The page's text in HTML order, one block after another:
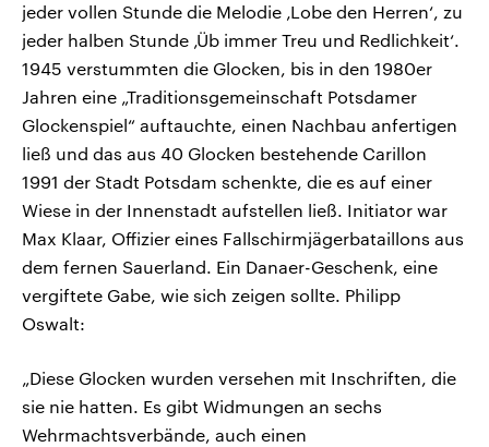
jeder vollen Stunde die Melodie ‚Lobe den Herren‘, zu
jeder halben Stunde ‚Üb immer Treu und Redlichkeit‘.
1945 verstummten die Glocken, bis in den 1980er
Jahren eine „Traditionsgemeinschaft Potsdamer
Glockenspiel“ auftauchte, einen Nachbau anfertigen
ließ und das aus 40 Glocken bestehende Carillon
1991 der Stadt Potsdam schenkte, die es auf einer
Wiese in der Innenstadt aufstellen ließ. Initiator war
Max Klaar, Offizier eines Fallschirmjägerbataillons aus
dem fernen Sauerland. Ein Danaer-Geschenk, eine
vergiftete Gabe, wie sich zeigen sollte. Philipp
Oswalt:
„Diese Glocken wurden versehen mit Inschriften, die
sie nie hatten. Es gibt Widmungen an sechs
Wehrmachtsverbände, auch einen